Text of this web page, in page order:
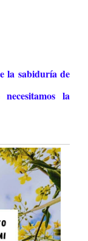
la sabiduría de
la